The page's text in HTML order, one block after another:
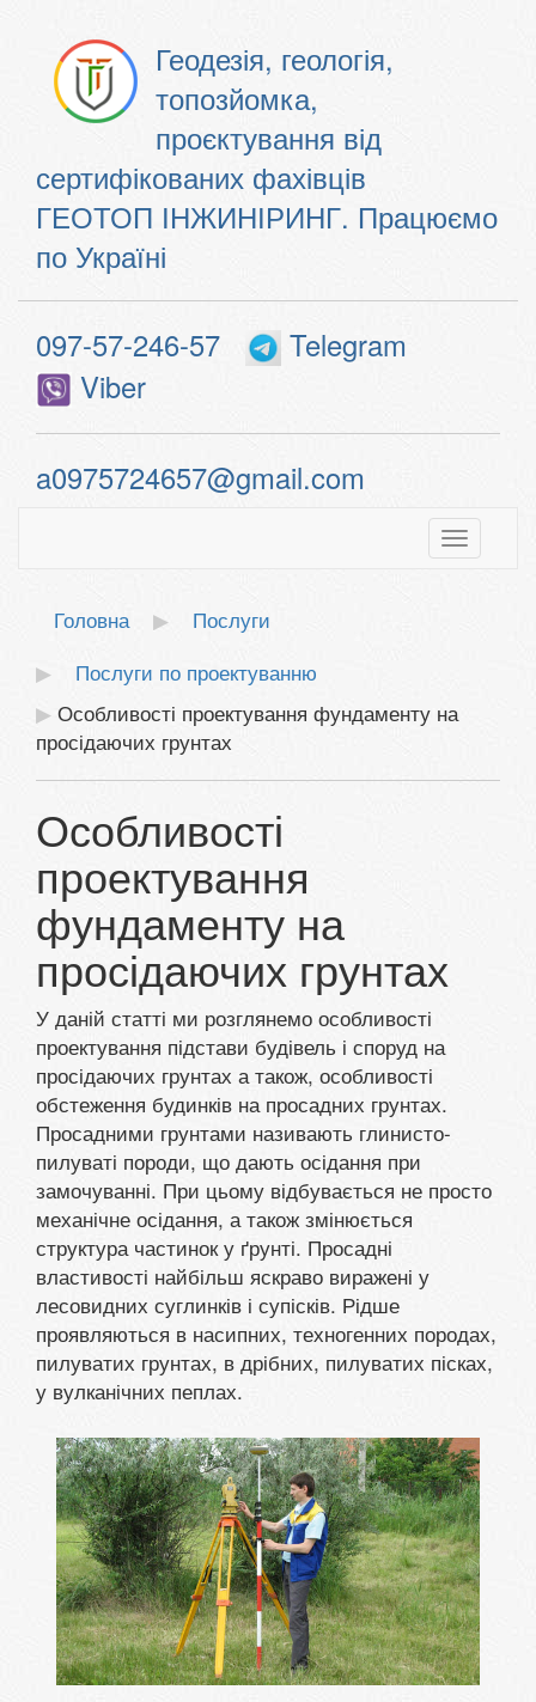
Геодезія, геологія,
топозйомка,
проєктування від
сертифікованих фахівців
ГЕОТОП ІНЖИНІРИНГ. Працюємо
по Україні
097-57-246-57
Telegram
Viber
a0975724657@gmail.com
Toggle
Головна
Послуги
Послуги по проектуванню
Особливості проектування фундаменту на
просідаючих грунтах
Особливості
проектування
фундаменту на
просідаючих грунтах
У даній статті ми розглянемо особливості
проектування підстави будівель і споруд на
просідаючих грунтах а також, особливості
обстеження будинків на просадних грунтах.
Просадними грунтами називають глинисто-
пилуваті породи, що дають осідання при
замочуванні. При цьому відбувається не просто
механічне осідання, а також змінюється
структура частинок у ґрунті. Просадні
властивості найбільш яскраво виражені у
лесовидних суглинків і супісків. Рідше
проявляються в насипних, техногенних породах,
пилуватих грунтах, в дрібних, пилуватих пісках,
у вулканічних пеплах.